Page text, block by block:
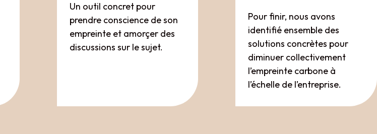
Un outil concret pour
prendre conscience de son
empreinte et amorçer des
discussions sur le sujet.
Pour finir, nous avons
identifié ensemble des
solutions concrètes pour
diminuer collectivement
l’empreinte carbone à
l’échelle de l’entreprise.